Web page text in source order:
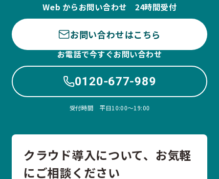
Web からお問い合わせ 24時間受付
お問い合わせはこちら
お電話で今すぐお問い合わせ
0120-677-989
受付時間 平日10:00〜19:00
クラウド導入について、お気軽
にご相談ください